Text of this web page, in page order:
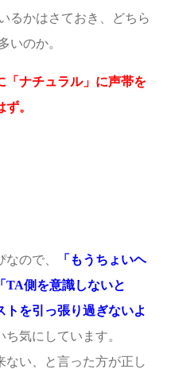
るかはさておき、どちら
いのか。
「ナチュラル」に声帯を
。
ので、
「もうちょいヘ
側を意識しないと
を引っ張り過ぎないよ
ち気にしています。
ない、と言った方が正し